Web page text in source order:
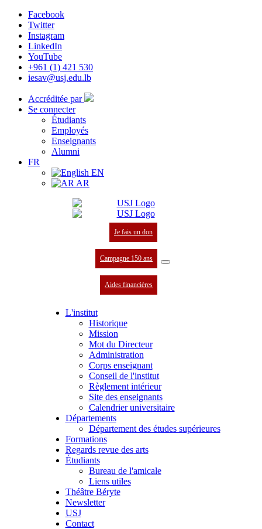
Facebook
Twitter
Instagram
LinkedIn
YouTube
+961 (1) 421 530
iesav@usj.edu.lb
Accréditée par
Se connecter
Étudiants
Employés
Enseignants
Alumni
FR
EN
AR
Je fais un don
Campagne 150 ans
Aides financières
L'institut
Historique
Mission
Mot du Directeur
Administration
Corps enseignant
Conseil de l'institut
Règlement intérieur
Site des enseignants
Calendrier universitaire
Départements
Département des études supérieures
Formations
Regards revue des arts
Étudiants
Bureau de l'amicale
Liens utiles
Théâtre Béryte
Newsletter
USJ
Contact